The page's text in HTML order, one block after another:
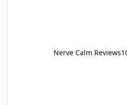
Nerve Calm Reviews